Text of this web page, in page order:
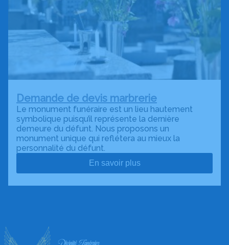
Demande de devis marbrerie
Le monument funéraire est un lieu hautement
symbolique puisqu’il représente la dernière
demeure du défunt. Nous proposons un
monument unique qui reflétera au mieux la
personnalité du défunt.
En savoir plus